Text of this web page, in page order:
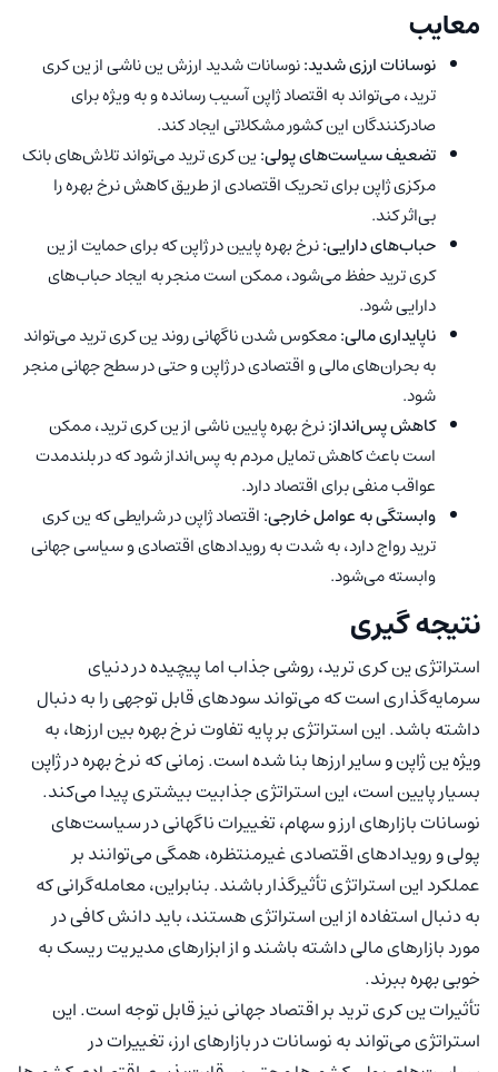
معایب
نوسانات ارزی شدید:نوسانات شدید ارزش ین ناشی از ین کری
ترید، می‌تواند به اقتصاد ژاپن آسیب رسانده و به ویژه برای
صادرکنندگان این کشور مشکلاتی ایجاد کند.
تضعیف سیاست‌های پولی:ین کری ترید می‌تواند تلاش‌های بانک
مرکزی ژاپن برای تحریک اقتصادی از طریق کاهش نرخ بهره را
بی‌اثر کند.
حباب‌های دارایی:نرخ بهره پایین در ژاپن که برای حمایت از ین
کری ترید حفظ می‌شود، ممکن است منجر به ایجاد حباب‌های
دارایی شود.
ناپایداری مالی:معکوس شدن ناگهانی روند ین کری ترید می‌تواند
به بحران‌های مالی و اقتصادی در ژاپن و حتی در سطح جهانی منجر
شود.
کاهش پس‌انداز:نرخ بهره پایین ناشی از ین کری ترید، ممکن
است باعث کاهش تمایل مردم به پس‌انداز شود که در بلندمدت
عواقب منفی برای اقتصاد دارد.
وابستگی به عوامل خارجی:اقتصاد ژاپن در شرایطی که ین کری
ترید رواج دارد، به شدت به رویدادهای اقتصادی و سیاسی جهانی
وابسته می‌شود.
نتیجه‌ گیری
استراتژی ین کری ترید، روشی جذاب اما پیچیده در دنیای
سرمایه‌گذاری است که می‌تواند سودهای قابل توجهی را به دنبال
داشته باشد. این استراتژی بر پایه تفاوت نرخ بهره بین ارزها، به
ویژه ین ژاپن و سایر ارزها بنا شده است. زمانی که نرخ بهره در ژاپن
بسیار پایین است، این استراتژی جذابیت بیشتری پیدا می‌کند.
نوسانات بازارهای ارز و سهام، تغییرات ناگهانی در سیاست‌های
پولی و رویدادهای اقتصادی غیرمنتظره، همگی می‌توانند بر
عملکرد این استراتژی تأثیرگذار باشند. بنابراین، معامله‌گرانی که
به دنبال استفاده از این استراتژی هستند، باید دانش کافی در
مورد بازارهای مالی داشته باشند و از ابزارهای مدیریت ریسک به
خوبی بهره ببرند.
تأثیرات ین کری ترید بر اقتصاد جهانی نیز قابل توجه است. این
استراتژی می‌تواند به نوسانات در بازارهای ارز، تغییرات در